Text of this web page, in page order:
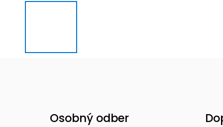
Osobný odber